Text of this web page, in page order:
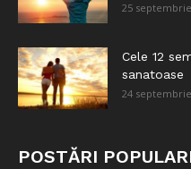
25
Cele 12
sanatoase
24
POSTĂRI